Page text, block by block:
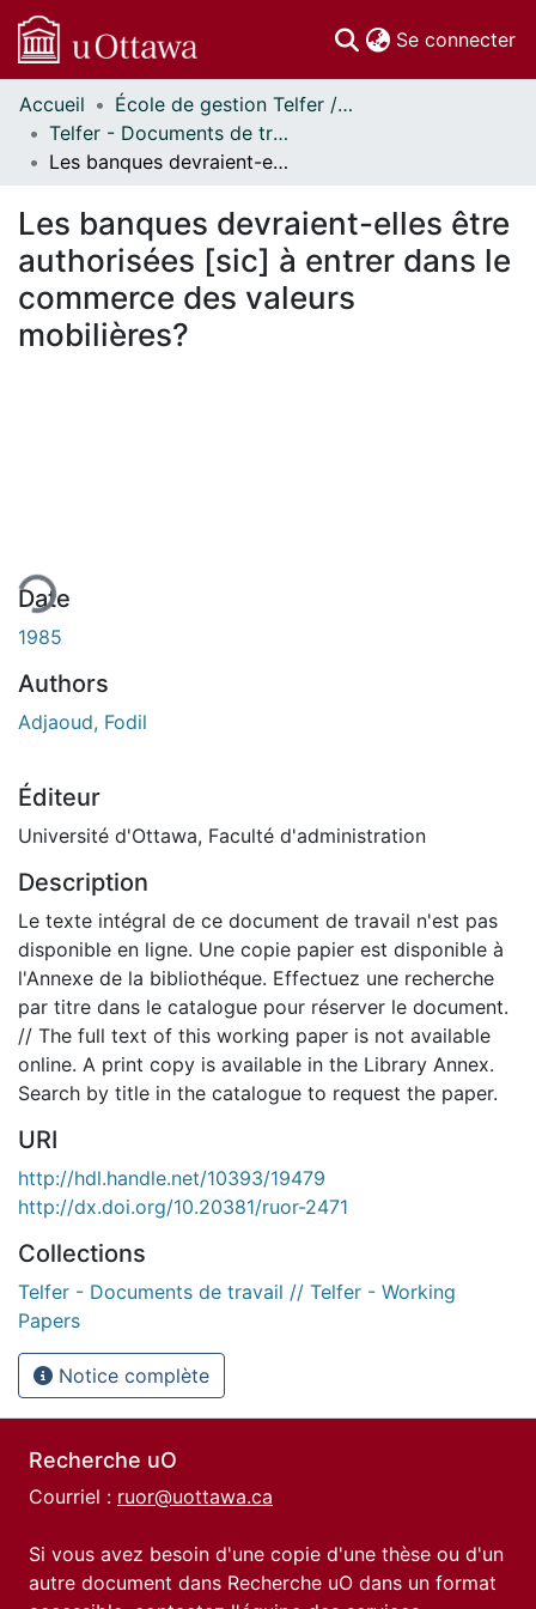
Se connecter
Communautés
et collections
Parcourir
À propos
Accueil
École de gestion Telfer // Telfer School of Management
Telfer - Documents de travail // Telfer - Working Papers
Les banques devraient-elles être authorisées [sic] à entrer dans le commerce des valeurs mobilières?
Les banques devraient-elles être
authorisées [sic] à entrer dans le
commerce des valeurs
mobilières?
Date
1985
Authors
Adjaoud, Fodil
Éditeur
Université d'Ottawa, Faculté d'administration
Description
Le texte intégral de ce document de travail n'est pas
disponible en ligne. Une copie papier est disponible à
l'Annexe de la bibliothéque. Effectuez une recherche
par titre dans le catalogue pour réserver le document.
// The full text of this working paper is not available
online. A print copy is available in the Library Annex.
Search by title in the catalogue to request the paper.
URI
http://hdl.handle.net/10393/19479
http://dx.doi.org/10.20381/ruor-2471
Collections
Telfer - Documents de travail // Telfer - Working
Papers
Notice complète
Recherche uO
Courriel : ruor@uottawa.ca
Si vous avez besoin d'une copie d'une thèse ou d'un
autre document dans Recherche uO dans un format